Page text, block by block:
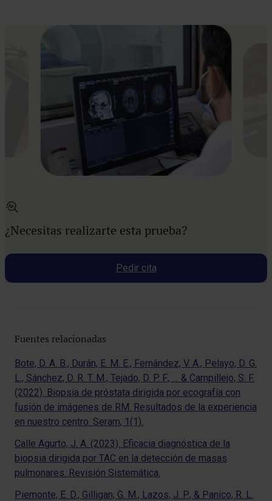
¿Necesitas realizarte esta prueba?
Pedir cita
Fuentes relacionadas
Bote, D. A. B., Durán, E. M. E., Fernández, V. A., Pelayo, D. G.
L., Sánchez, D. R. T. M., Tejado, D. P. F., … & Campillejo, S. F.
(2022). Biopsia de próstata dirigida por ecografía con
fusión de imágenes de RM. Resultados de la experiencia
en nuestro centro. Seram, 1(1).
Calle Agurto, J. A. (2023). Eficacia diagnóstica de la
biopsia dirigida por TAC en la detección de masas
pulmonares. Revisión Sistemática.
Piemonte, E. D., Gilligan, G. M., Lazos, J. P., & Panico, R. L.